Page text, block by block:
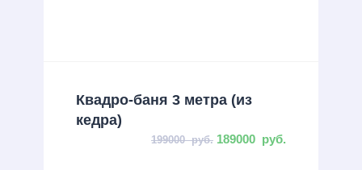
Квадро-баня 3 метра (из
кедра)
199000руб. 189000 руб.